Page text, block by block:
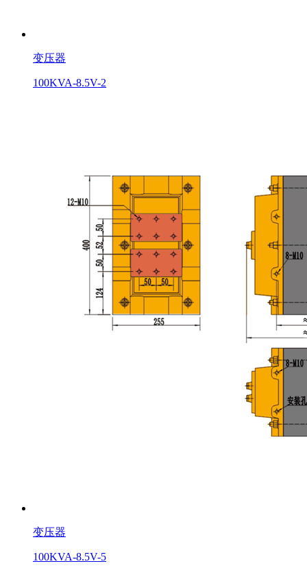
变压器
100KVA-8.5V-2
变压器
100KVA-8.5V-5